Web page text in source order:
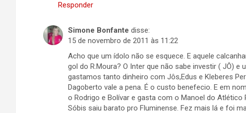
Responder
Simone Bonfante disse:
15 de novembro de 2011 às 11:22
Acho que um ídolo não se esquece. E aquele
gol do R.Moura? O Inter que não sabe investir ( JÔ) e
gastamos tanto dinheiro com Jôs,Edus e Kleberes
Dagoberto vale a pena. É o custo benefecio. E em
o Rodrigo e Bolívar e gasta com o Manoel do
Sóbis saiu barato pro Fluminense. Fez mais lá e foi